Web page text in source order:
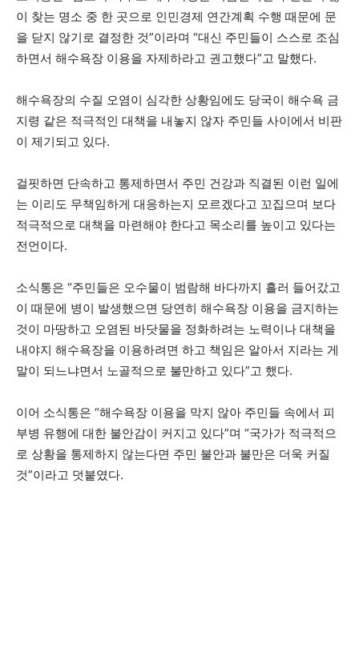
이 찾는 명소 중 한 곳으로 인민경제 연간계획 수행 때문에 문
을 닫지 않기로 결정한 것”이라며 “대신 주민들이 스스로 조심
하면서 해수욕장 이용을 자제하라고 권고했다”고 말했다.
해수욕장의 수질 오염이 심각한 상황임에도 당국이 해수욕 금
지령 같은 적극적인 대책을 내놓지 않자 주민들 사이에서 비판
이 제기되고 있다.
걸핏하면 단속하고 통제하면서 주민 건강과 직결된 이런 일에
는 이리도 무책임하게 대응하는지 모르겠다고 꼬집으며 보다
적극적으로 대책을 마련해야 한다고 목소리를 높이고 있다는
전언이다.
소식통은 “주민들은 오수물이 범람해 바다까지 흘러 들어갔고
이 때문에 병이 발생했으면 당연히 해수욕장 이용을 금지하는
것이 마땅하고 오염된 바닷물을 정화하려는 노력이나 대책을
내야지 해수욕장을 이용하려면 하고 책임은 알아서 지라는 게
말이 되느냐면서 노골적으로 불만하고 있다”고 했다.
이어 소식통은 “해수욕장 이용을 막지 않아 주민들 속에서 피
부병 유행에 대한 불안감이 커지고 있다”며 “국가가 적극적으
로 상황을 통제하지 않는다면 주민 불안과 불만은 더욱 커질
것”이라고 덧붙였다.